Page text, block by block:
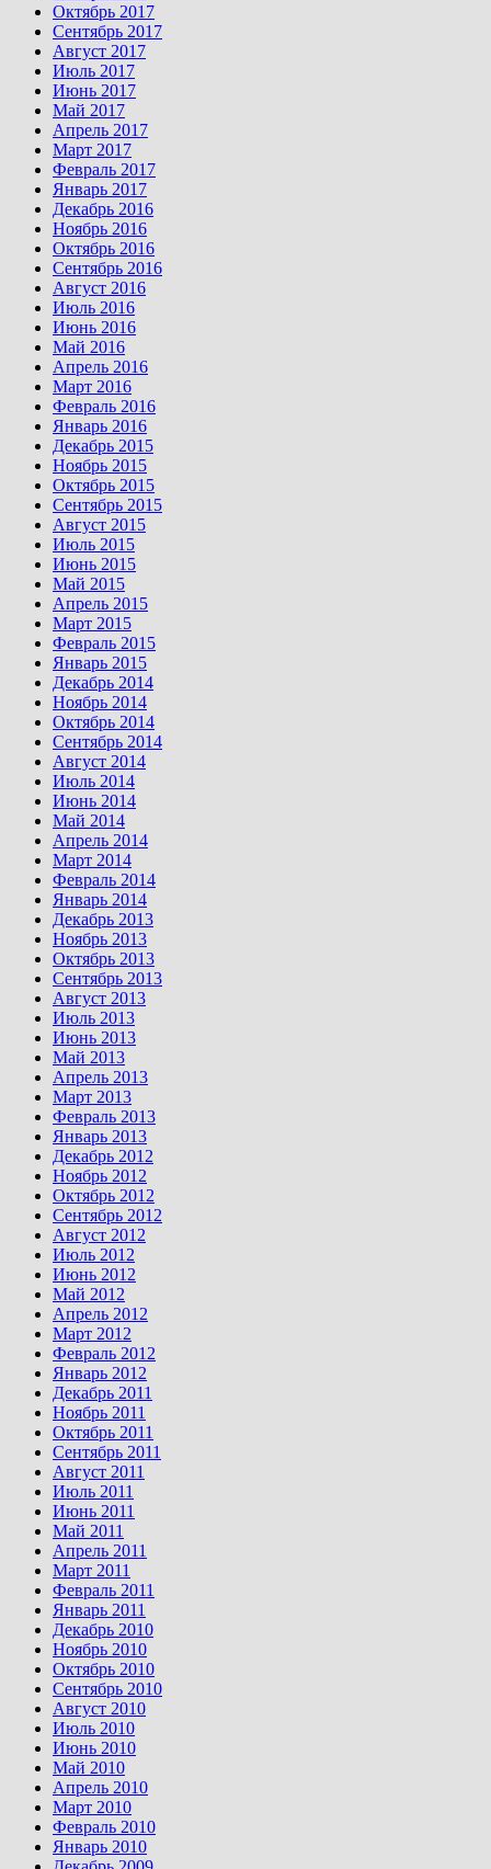
Октябрь 2017
Сентябрь 2017
Август 2017
Июль 2017
Июнь 2017
Май 2017
Апрель 2017
Март 2017
Февраль 2017
Январь 2017
Декабрь 2016
Ноябрь 2016
Октябрь 2016
Сентябрь 2016
Август 2016
Июль 2016
Июнь 2016
Май 2016
Апрель 2016
Март 2016
Февраль 2016
Январь 2016
Декабрь 2015
Ноябрь 2015
Октябрь 2015
Сентябрь 2015
Август 2015
Июль 2015
Июнь 2015
Май 2015
Апрель 2015
Март 2015
Февраль 2015
Январь 2015
Декабрь 2014
Ноябрь 2014
Октябрь 2014
Сентябрь 2014
Август 2014
Июль 2014
Июнь 2014
Май 2014
Апрель 2014
Март 2014
Февраль 2014
Январь 2014
Декабрь 2013
Ноябрь 2013
Октябрь 2013
Сентябрь 2013
Август 2013
Июль 2013
Июнь 2013
Май 2013
Апрель 2013
Март 2013
Февраль 2013
Январь 2013
Декабрь 2012
Ноябрь 2012
Октябрь 2012
Сентябрь 2012
Август 2012
Июль 2012
Июнь 2012
Май 2012
Апрель 2012
Март 2012
Февраль 2012
Январь 2012
Декабрь 2011
Ноябрь 2011
Октябрь 2011
Сентябрь 2011
Август 2011
Июль 2011
Июнь 2011
Май 2011
Апрель 2011
Март 2011
Февраль 2011
Январь 2011
Декабрь 2010
Ноябрь 2010
Октябрь 2010
Сентябрь 2010
Август 2010
Июль 2010
Июнь 2010
Май 2010
Апрель 2010
Март 2010
Февраль 2010
Январь 2010